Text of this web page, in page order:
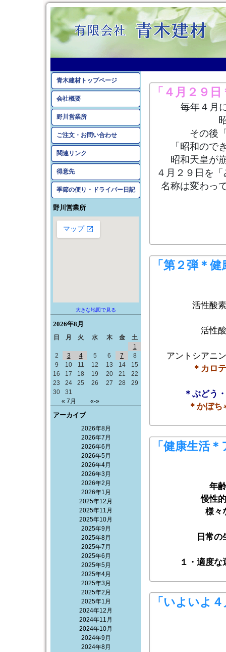
青木建材トップページ
会社概要
野川営業所
ご注文・お問い合わせ
関連リンク
得意先
季節の便り・ドライバー日記
野川営業所
大きな地図で見る
2026年8月
日 月 火 水 木 金 土
« 7月 «-»
1
2
3 4 5 6 7
8
9
10 11 12 13 14
15
16
17 18 19 20 21
22
23
24 25 26 27 28
29
30
31
アーカイブ
2026年8月
2026年7月
2026年6月
2026年5月
2026年4月
2026年3月
2026年2月
2026年1月
2025年12月
2025年11月
2025年10月
2025年9月
2025年8月
2025年7月
2025年6月
2025年5月
2025年4月
2025年3月
2025年2月
2025年1月
2024年12月
2024年11月
2024年10月
2024年9月
2024年8月
「４月２９
毎年４月
その後
「昭和ので
昭和天皇が
４月２９日を
名称は変わっ
「第２弾＊
活性酸
活性
アントシアニ
＊カロ
＊ぶどう
＊かぼ
「健康生活
年
慢性
様々
日常
１・適度
「いよいよ